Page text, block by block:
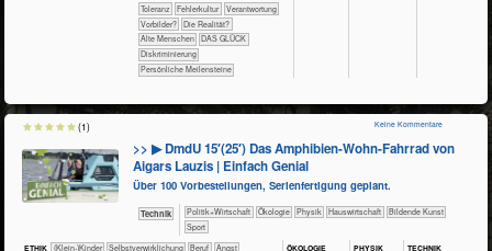
​​​Toleranz
​​Fehlerkultur
​​Verantwortung
​​Vorbilder?
​Die Realität?
Alte Menschen
DAS GLÜCK
Diskriminierung
Persönliche Meilensteine
>> ▶ DmdU 15′(25′) Das Amphibien-Wohn-Fahrrad von
Aigars Lauzis | Einfach Genial
Über 100 Vorbestellungen, Serienfertigung geplant.
​Technik ​​​​​​​​​Politik+​Wirtschaft ​​​​​​​​Ökologie ​​​​​​​Physik ​Haus­wirtschaft
Bildende Kunst
Sport
ETHIK (Klein-)Kinder ​​​​​​​​​​​​​​​​​​​​​​​​​​​​​​​​​​​​​​​​Selbst­verwirklichung ​​​​​​​​​​​​​​​Beruf
​​​​​​​​​​​​​Angst
ÖKO​LOGIE
PHY​SIK
TECH​NIK
Keine Kommentare
(1)